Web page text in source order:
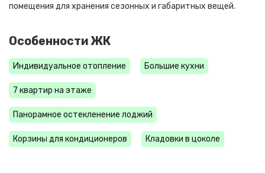
помещения для хранения сезонных и габаритных вещей.
Особенности ЖК
Индивидуальное отопление Большие кухни
7 квартир на этаже
Панорамное остекленение лоджий
Корзины для кондиционеров Кладовки в цоколе